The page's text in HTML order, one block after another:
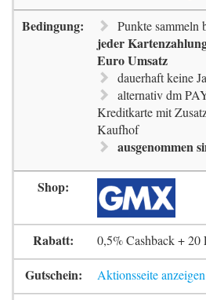
Punkte
jeder
Euro Umsatz
dauerhaft keine
alternativ dm
Kreditkarte mit
Kaufhof
ausgenommen
0,5% Cashback + 20
Aktionsseite anzeigen